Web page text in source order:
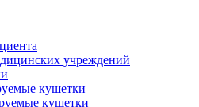
учреждений
кушетки
кушетки